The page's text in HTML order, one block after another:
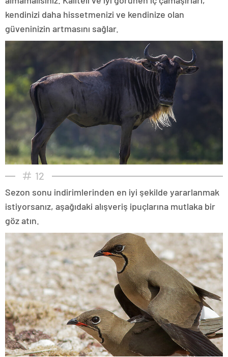
kendinizi daha hissetmenizi ve kendinize olan
güveninizin artmasını sağlar.
12
Sezon sonu indirimlerinden en iyi şekilde yararlanmak
istiyorsanız, aşağıdaki alışveriş ipuçlarına mutlaka bir
göz atın.